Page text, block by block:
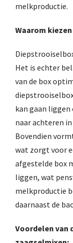
melkproductie.
Waarom
Het is echter
van de box
kan gaan
naar achteren
Bovendien
wat zorgt voor
afgestelde box
liggen, wat
melkproductie
daarnaast de
Voordelen van